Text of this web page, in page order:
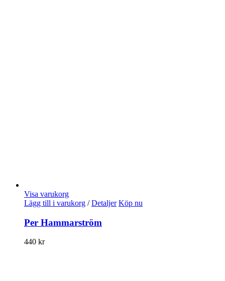
Visa varukorg
Lägg till i varukorg / Detaljer Köp nu
Per Hammarström
440 kr